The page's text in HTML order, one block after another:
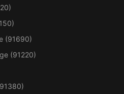
(91690)
(91220)